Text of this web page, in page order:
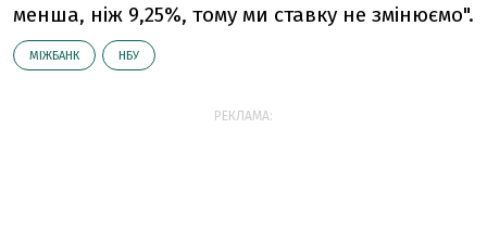
менша, ніж 9,25%, тому ми ставку не змінюємо".
МІЖБАНК НБУ
РЕКЛАМА: